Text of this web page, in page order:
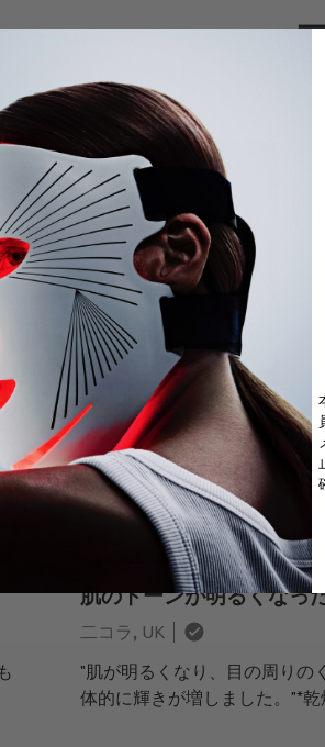
LED美容はサロンでも実績が
けではなく、結果
Before
肌のトーンが明るくなっ
二コラ, UK
"肌が明るくなり、目の周りの
体的に輝きが増しました。"*